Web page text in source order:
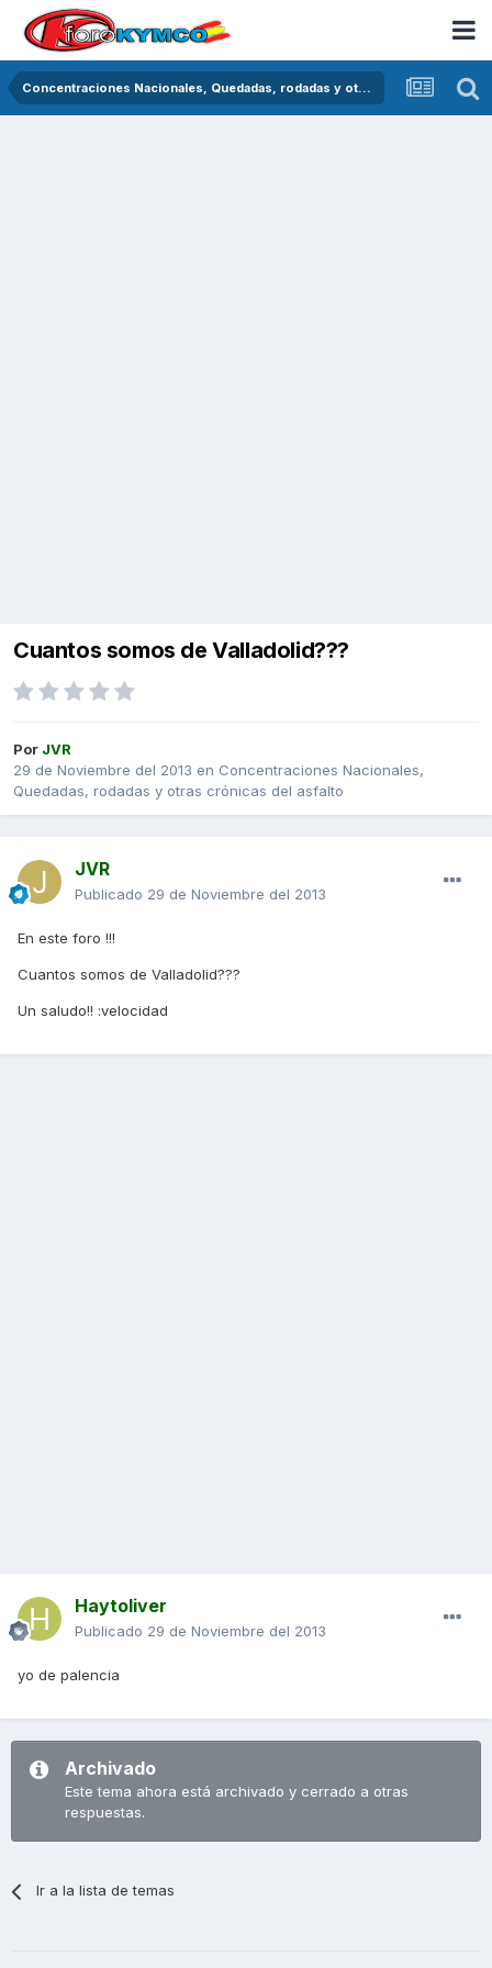
Concentraciones Nacionales, Quedadas, rodadas y otras crónicas del asfalto
Cuantos somos de Valladolid???
Por JVR
29 de Noviembre del 2013 en Concentraciones Nacionales,
Quedadas, rodadas y otras crónicas del asfalto
JVR
Publicado 29 de Noviembre del 2013
En este foro !!!
Cuantos somos de Valladolid???
Un saludo!! :velocidad
Haytoliver
Publicado 29 de Noviembre del 2013
yo de palencia
Archivado
Este tema ahora está archivado y cerrado a otras
respuestas.
Ir a la lista de temas